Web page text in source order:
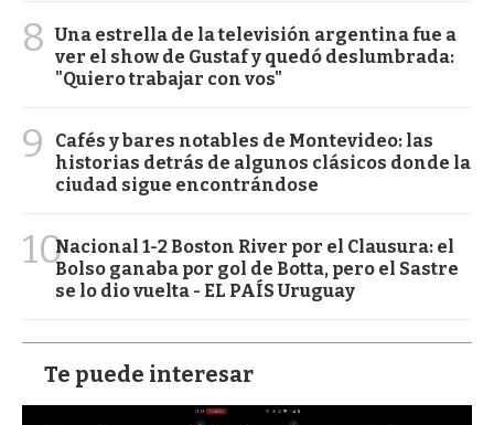
8 Una estrella de la televisión argentina fue a
ver el show de Gustaf y quedó deslumbrada:
"Quiero trabajar con vos"
9
Cafés y bares notables de Montevideo: las
historias detrás de algunos clásicos donde la
ciudad sigue encontrándose
10Nacional 1-2 Boston River por el Clausura: el
Bolso ganaba por gol de Botta, pero el Sastre
se lo dio vuelta - EL PAÍS Uruguay
Te puede interesar